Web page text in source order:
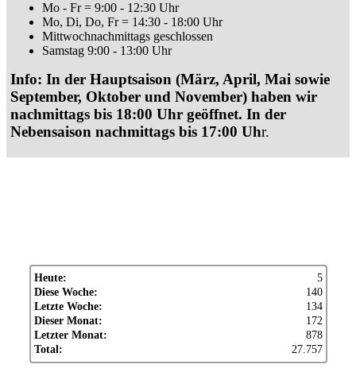
Mo - Fr = 9:00 - 12:30 Uhr
Mo, Di, Do, Fr = 14:30 - 18:00 Uhr
Mittwochnachmittags geschlossen
Samstag 9:00 - 13:00 Uhr
Info: In der Hauptsaison (März, April, Mai sowie
September, Oktober und November) haben wir
nachmittags bis 18:00 Uhr geöffnet. In der
Nebensaison nachmittags bis 17:00 Uhr.
Heute:
5
Diese Woche:
140
Letzte Woche:
134
Dieser Monat:
172
Letzter Monat:
878
Total:
27.757